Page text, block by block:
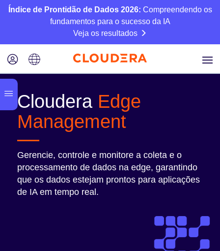
Índice de Prontidão de Dados 2026: Compreendendo os
fundamentos para o sucesso da IA
Veja os resultados
Cloudera Edge
Management
Gerencie, controle e monitore a coleta e o
processamento de dados na edge, garantindo
que os dados estejam prontos para aplicações
de IA em tempo real.